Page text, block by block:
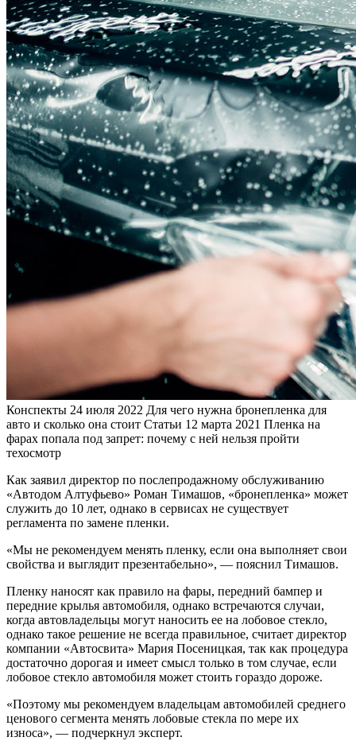
Конспекты 24 июля 2022 Для чего нужна бронепленка для
авто и сколько она стоит Статьи 12 марта 2021 Пленка на
фарах попала под запрет: почему с ней нельзя пройти
техосмотр
Как заявил директор по послепродажному обслуживанию
«Автодом Алтуфьево» Роман Тимашов, «бронепленка» может
служить до 10 лет, однако в сервисах не существует
регламента по замене пленки.
«Мы не рекомендуем менять пленку, если она выполняет свои
свойства и выглядит презентабельно», — пояснил Тимашов.
Пленку наносят как правило на фары, передний бампер и
передние крылья автомобиля, однако встречаются случаи,
когда автовладельцы могут наносить ее на лобовое стекло,
однако такое решение не всегда правильное, считает директор
компании «Автосвита» Мария Посеницкая, так как процедура
достаточно дорогая и имеет смысл только в том случае, если
лобовое стекло автомобиля может стоить гораздо дороже.
«Поэтому мы рекомендуем владельцам автомобилей среднего
ценового сегмента менять лобовые стекла по мере их
износа», — подчеркнул эксперт.